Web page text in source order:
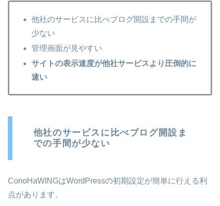
他社のサービスに比べブログ開設までの手間が
少ない
管理画面が見やすい
サイトの表示速度が他社サービスより圧倒的に
速い
他社のサービスに比べブログ開設ま
での手間が少ない
ConoHaWINGはWordPressの初期設定が簡単に行える利
点があります。